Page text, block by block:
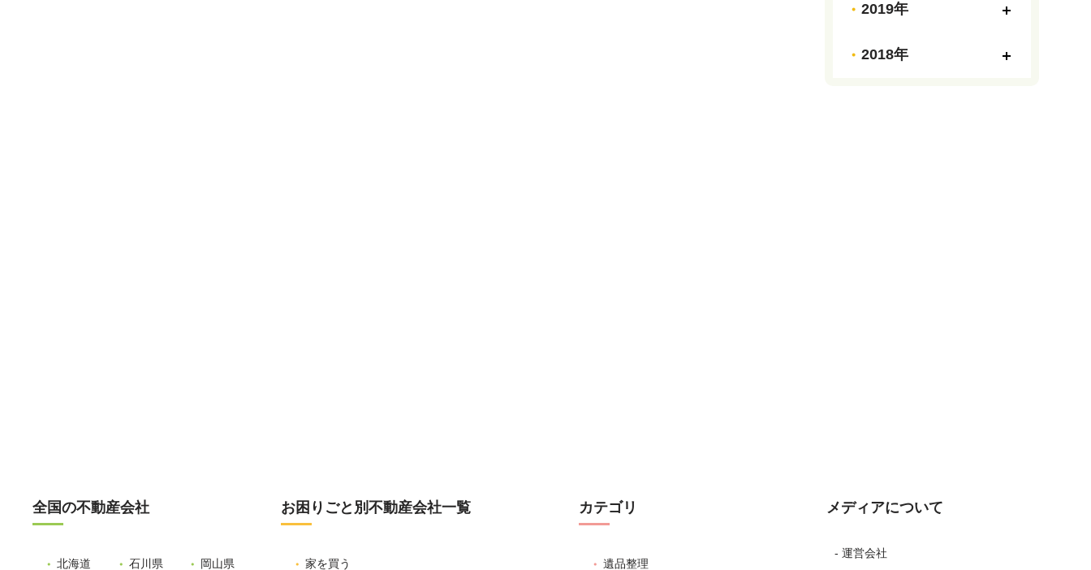
2019年
2018年
全国の不動産会社
北海道 石川県 岡山県
お困りごと別不動産会社一覧
家を買う
カテゴリ
遺品整理
メディアについて
- 運営会社